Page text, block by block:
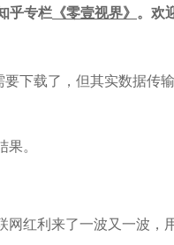
乎专栏 《零壹视界》 。欢
下载了，但其实数据传
。
红利来了一波又一波，